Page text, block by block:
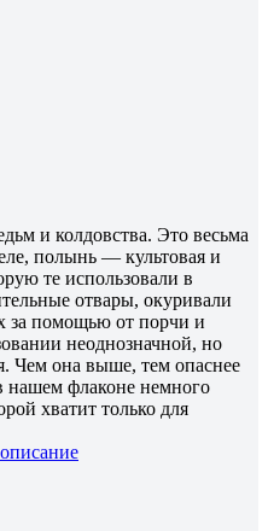
и колдовства. Это весьма
полынь — культовая и
те использовали в
отвары, окуривали
за помощью от порчи и
неоднозначной, но
Чем она выше, тем опаснее
нашем флаконе немного
хватит только для